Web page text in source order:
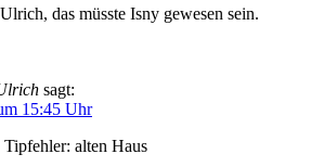
das müsste Isny gewesen sein.
sagt:
15:45 Uhr
alten Haus